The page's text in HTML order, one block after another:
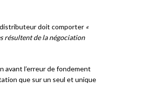
doit comporter «
résultent de la négociation
avant l’erreur de fondement
que sur un seul et unique